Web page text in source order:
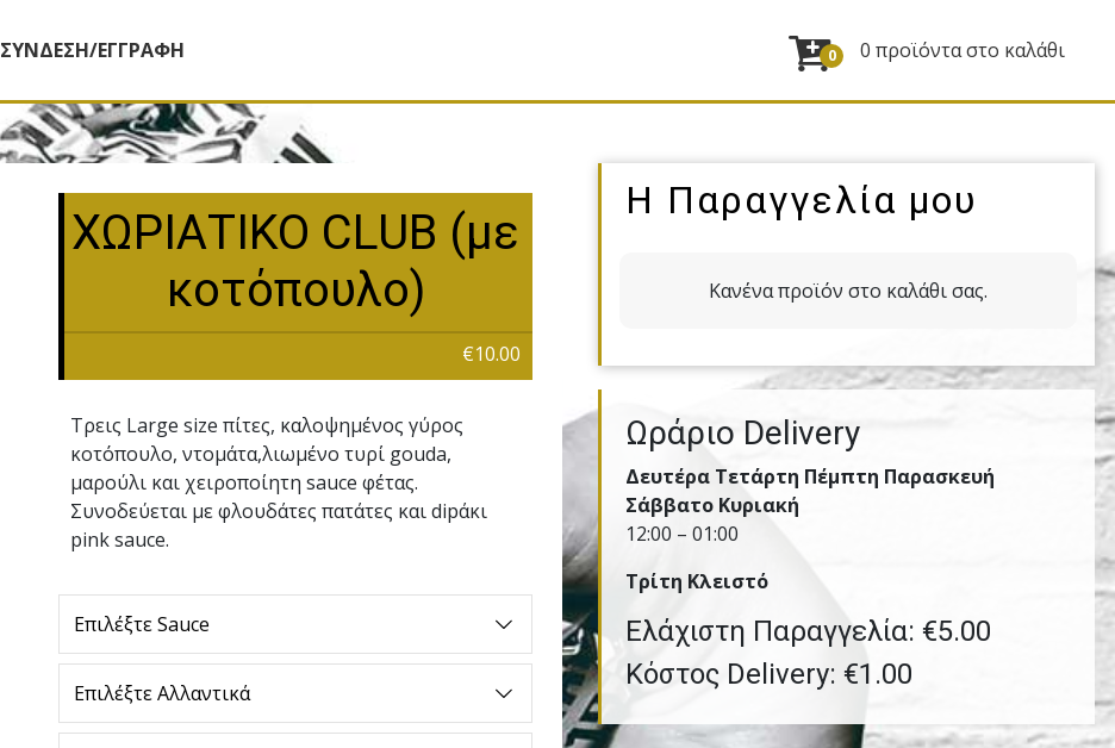
ΣΥΝΔΕΣΗ/ΕΓΓΡΑΦΗ 0 0 προϊόντα στο καλάθι
ΧΩΡΙΑΤΙΚΟ CLUB (µε
κοτόπουλο)
€10.00
Τρεις Large size πίτες, καλοψηµένος γύρος
κοτόπουλο, ντοµάτα,λιωµένο τυρί gouda,
µαρούλι και χειροποίητη sauce φέτας.
Συνοδεύεται με φλουδάτες πατάτες και dipάκι
pink sauce.
Επιλέξτε Sauce
Επιλέξτε Αλλαντικά
Η Παραγγελία μου
Κανένα προϊόν στο καλάθι σας.
Ωράριο Delivery
Δευτέρα Τετάρτη Πέμπτη Παρασκευή
Σάββατο Κυριακή
12:00 – 01:00
Τρίτη Kλειστό
Ελάχιστη Παραγγελία: €5.00
Κόστος Delivery: €1.00